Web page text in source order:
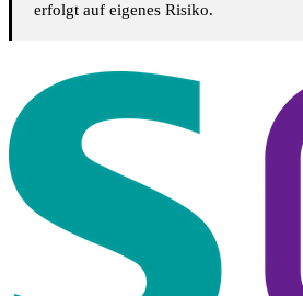
erfolgt auf eigenes Risiko.